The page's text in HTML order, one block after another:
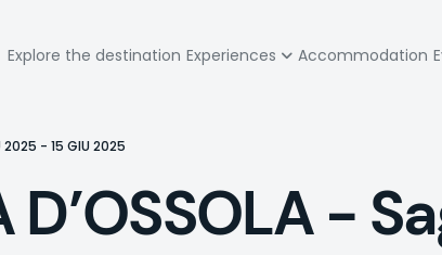
Navigazione
Explore the destination Experiences Accommodation
2025 - 15 GIU 2025
D’OSSOLA -